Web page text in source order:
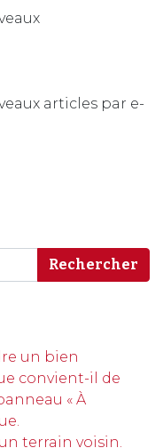
articles par e-
un bien
convient-il de
« À
terrain voisin.